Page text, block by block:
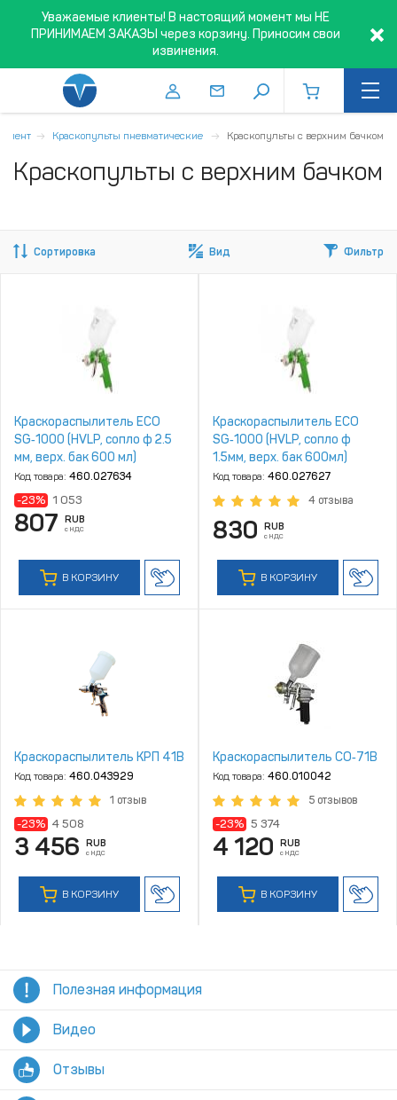
Уважаемые клиенты! В настоящий момент мы НЕ
ПРИНИМАЕМ ЗАКАЗЫ через корзину. Приносим свои
извинения.
Краскопульты пневматические Краскопульты с верхним бачком
Краскопульты с верхним бачком
Сортировка Вид Фильтр
Краскораспылитель ECO
SG‑1000 (HVLP, сопло ф 2.5
мм, верх. бак 600 мл)
(SG‑1000H25U)
Код товара: 460.027634
-23% 1 053
807 RUB
с НДС
В КОРЗИНУ
Краскораспылитель ECO
SG‑1000 (HVLP, сопло ф
1.5мм, верх. бак 600мл)
(SG‑1000H15U)
Код товара: 460.027627
4 отзыва
830 RUB
с НДС
В КОРЗИНУ
Краскораспылитель КРП 41В
Код товара: 460.043929
1 отзыв
-23% 4 508
3 456 RUB
с НДС
В КОРЗИНУ
Краскораспылитель СО‑71B
Код товара: 460.010042
5 отзывов
-23% 5 374
4 120 RUB
с НДС
В КОРЗИНУ
Полезная информация
Видео
Отзывы